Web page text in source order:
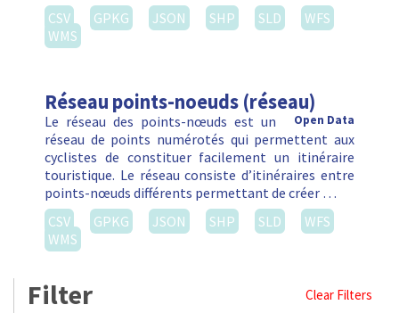
CSV
GPKG JSON SHP SLD
WFS
WMS
Réseau points-noeuds (réseau)
Open Data
Le réseau des points-nœuds est un
réseau de points numérotés qui permettent aux
cyclistes de constituer facilement un itinéraire
touristique. Le réseau consiste d’itinéraires entre
points-nœuds différents permettant de créer …
CSV
GPKG JSON SHP SLD
WFS
WMS
Filter Clear Filters